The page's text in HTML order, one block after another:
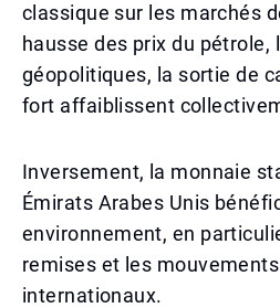
classique sur les marchés
hausse des prix du pétrole,
géopolitiques, la sortie de
fort affaiblissent
Inversement, la monnaie
Émirats Arabes Unis
environnement, en
remises et les
internationaux.